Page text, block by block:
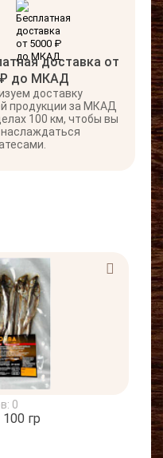
доставка от
₽ до МКАД
доставку
продукции за МКАД
100 км, чтобы вы
0
гр